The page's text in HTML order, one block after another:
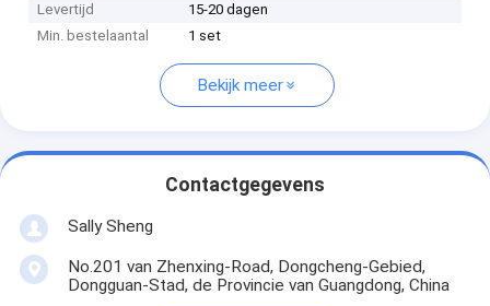
Levertijd
15-20 dagen
Min. bestelaantal
1 set
Bekijk meer
Contactgegevens
Sally Sheng
No.201 van Zhenxing-Road, Dongcheng-Gebied,
Dongguan-Stad, de Provincie van Guangdong, China